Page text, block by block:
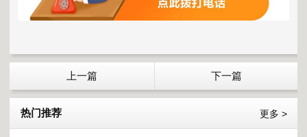
上一篇 下一篇
热门推荐 更多 >